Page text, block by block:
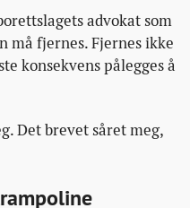
advokat som
fjernes. Fjernes ikke
konsekvens pålegges å
Det brevet såret meg,